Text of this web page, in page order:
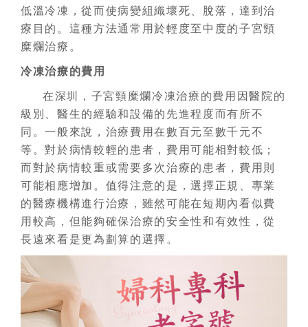
低溫冷凍，從而使病變組織壞死、脫落，達到治
療目的。這種方法通常用於輕度至中度的子宮頸
糜爛治療。
冷凍治療的費用
在深圳，子宮頸糜爛冷凍治療的費用因醫院的
級別、醫生的經驗和設備的先進程度而有所不
同。一般來說，治療費用在數百元至數千元不
等。對於病情較輕的患者，費用可能相對較低；
而對於病情較重或需要多次治療的患者，費用則
可能相應增加。值得注意的是，選擇正規、專業
的醫療機構進行治療，雖然可能在短期內看似費
用較高，但能夠確保治療的安全性和有效性，從
長遠來看是更為劃算的選擇。